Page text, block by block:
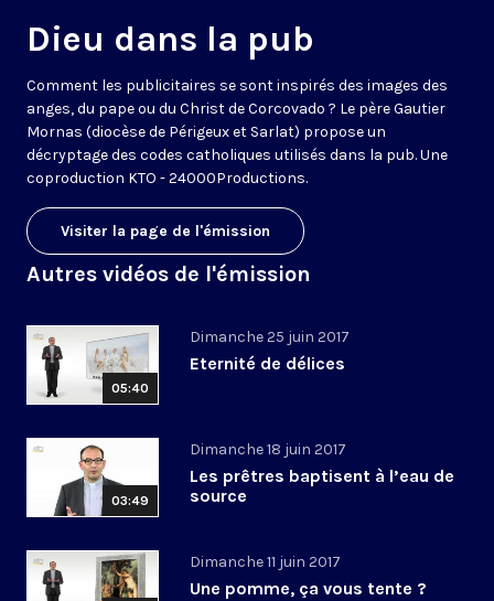
Dieu dans la pub
Comment les publicitaires se sont inspirés des images des
anges, du pape ou du Christ de Corcovado ? Le père Gautier
Mornas (diocèse de Périgeux et Sarlat) propose un
décryptage des codes catholiques utilisés dans la pub. Une
coproduction KTO - 24000Productions.
Visiter la page de l'émission
Autres vidéos de l'émission
05:40
Dimanche 25 juin 2017
Eternité de délices
03:49
Dimanche 18 juin 2017
Les prêtres baptisent à l’eau de
source
Dimanche 11 juin 2017
Une pomme, ça vous tente ?